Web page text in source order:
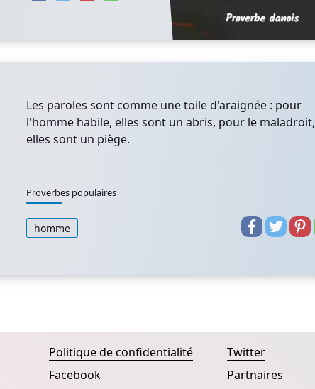
Les paroles sont comme une toile d'araignée : pour
l'homme habile, elles sont un abris, pour le maladroit,
elles sont un piège.
Proverbes populaires
homme
Politique de confidentialité
Facebook
Twitter
Partnaires